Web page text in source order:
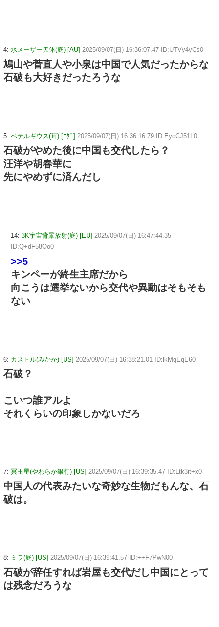
4: 水メーザー天体(庭) [AU] 2025/09/07(日) 16:36:07.47 ID:UTVy4yCs0
鳩山や菅直人や小泉は中国で人気だったからな
石破も大好きだったろうな
5: ベテルギウス(茸) [ﾆﾀﾞ] 2025/09/07(日) 16:36:16.79 ID:EydCJ51L0
石破がやめた後に中国も交代したら？
汪洋や胡春華に
先にやめずに済んだし
14: 3K宇宙背景放射(庭) [EU] 2025/09/07(日) 16:47:44.35
ID:Q+dF58Oo0
>>5
キンペーが終生主席だから
向こうは選挙ないから交代や異動はそもそも
ない
6: カストル(みかか) [US] 2025/09/07(日) 16:38:21.01 ID:lkMqEqE60
石破？
こいつ誰アルよ
それくらいの印象しかないだろ
7: 冥王星(やわらか銀行) [US] 2025/09/07(日) 16:39:35.47 ID:Ltk3it+x0
中国人の代表みたいな奇妙な生物だもんな、石
破は。
8: ミラ(庭) [US] 2025/09/07(日) 16:39:41.57 ID:++F7PwN00
石破が辞任すれば岩屋も交代だし中国にとって
は残念だろうな